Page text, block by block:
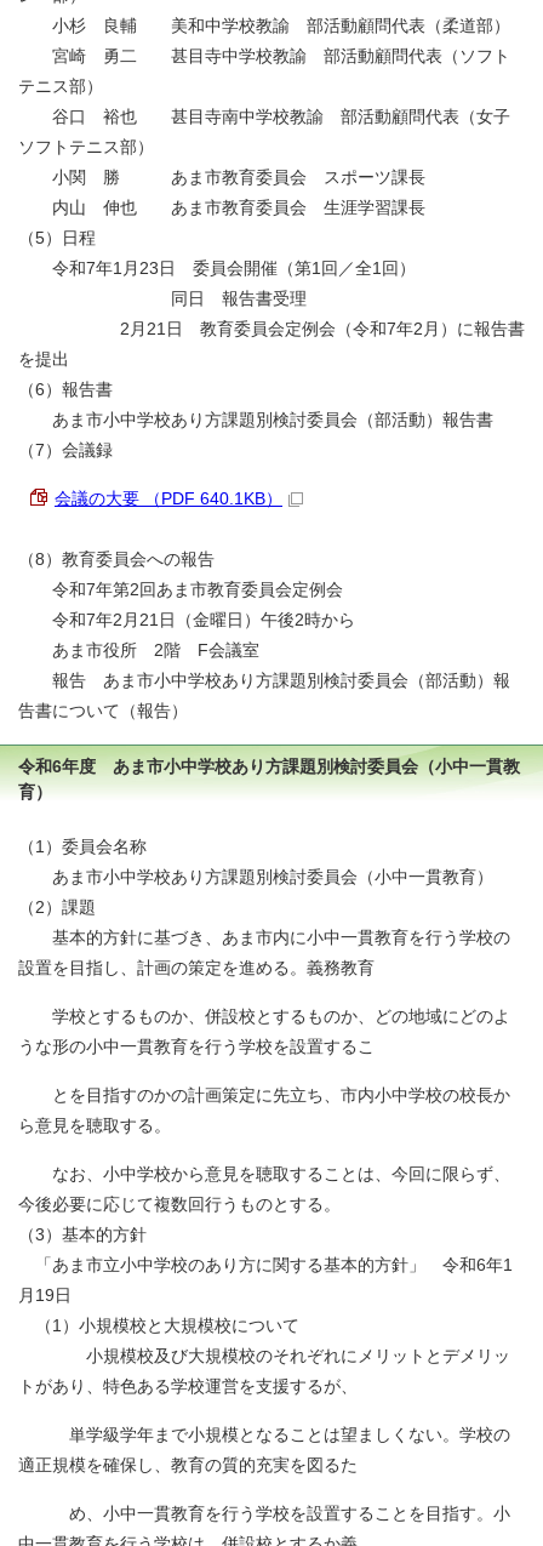
小杉 良輔 美和中学校教諭 部活動顧問代表（柔道部）
宮崎 勇二 甚目寺中学校教諭 部活動顧問代表（ソフト
テニス部）
谷口 裕也 甚目寺南中学校教諭 部活動顧問代表（女子
ソフトテニス部）
小関 勝 あま市教育委員会 スポーツ課長
内山 伸也 あま市教育委員会 生涯学習課長
（5）日程
令和7年1月23日 委員会開催（第1回／全1回）
同日 報告書受理
2月21日 教育委員会定例会（令和7年2月）に報告書
を提出
（6）報告書
あま市小中学校あり方課題別検討委員会（部活動）報告書
（7）会議録
会議の大要 （PDF 640.1KB）
（8）教育委員会への報告
令和7年第2回あま市教育委員会定例会
令和7年2月21日（金曜日）午後2時から
あま市役所 2階 F会議室
報告 あま市小中学校あり方課題別検討委員会（部活動）報
告書について（報告）
令和6年度 あま市小中学校あり方課題別検討委員会（小中一貫教
育）
（1）委員会名称
あま市小中学校あり方課題別検討委員会（小中一貫教育）
（2）課題
基本的方針に基づき、あま市内に小中一貫教育を行う学校の
設置を目指し、計画の策定を進める。義務教育
学校とするものか、併設校とするものか、どの地域にどのよ
うな形の小中一貫教育を行う学校を設置するこ
とを目指すのかの計画策定に先立ち、市内小中学校の校長か
ら意見を聴取する。
なお、小中学校から意見を聴取することは、今回に限らず、
今後必要に応じて複数回行うものとする。
（3）基本的方針
「あま市立小中学校のあり方に関する基本的方針」 令和6年1
月19日
（1）小規模校と大規模校について
小規模校及び大規模校のそれぞれにメリットとデメリッ
トがあり、特色ある学校運営を支援するが、
単学級学年まで小規模となることは望ましくない。学校の
適正規模を確保し、教育の質的充実を図るた
め、小中一貫教育を行う学校を設置することを目指す。小